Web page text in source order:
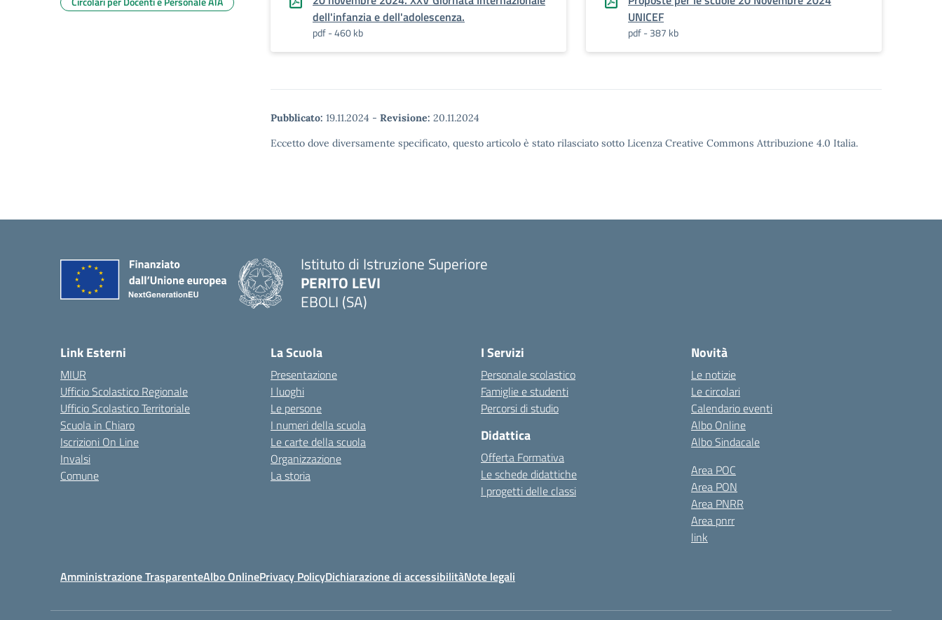
dell'infanzia e dell'adolescenza.
pdf - 460 kb
UNICEF
pdf - 387 kb
Pubblicato: 19.11.2024 - Revisione: 20.11.2024
Eccetto dove diversamente specificato, questo articolo è stato rilasciato sotto Licenza Creative Commons Attribuzione 4.0 Italia.
Istituto di Istruzione Superiore
PERITO LEVI
EBOLI (SA)
Link Esterni
MIUR
Ufficio Scolastico Regionale
Ufficio Scolastico Territoriale
Scuola in Chiaro
Iscrizioni On Line
Invalsi
Comune
La Scuola
Presentazione
I luoghi
Le persone
I numeri della scuola
Le carte della scuola
Organizzazione
La storia
I Servizi
Personale scolastico
Famiglie e studenti
Percorsi di studio
Didattica
Offerta Formativa
Le schede didattiche
I progetti delle classi
Novità
Le notizie
Le circolari
Calendario eventi
Albo Online
Albo Sindacale
Area POC
Area PON
Area PNRR
Area pnrr
link
Amministrazione TrasparenteAlbo OnlinePrivacy PolicyDichiarazione di accessibilitàNote legali